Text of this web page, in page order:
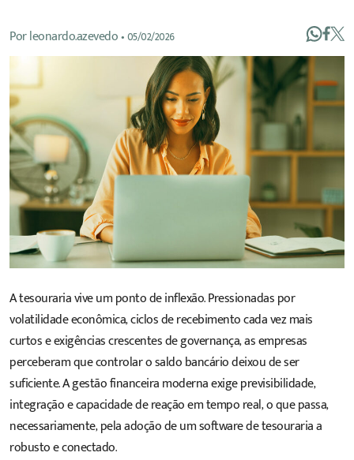
Porleonardo.azevedo•05/02/2026
A tesouraria vive um ponto de inflexão. Pressionadas por
volatilidade econômica, ciclos de recebimento cada vez mais
curtos e exigências crescentes de governança, as empresas
perceberam que controlar o saldo bancário deixou de ser
suficiente. A gestão financeira moderna exige previsibilidade,
integração e capacidade de reação em tempo real, o que passa,
necessariamente, pela adoção de umsoftwarede tesouraria a
robusto e conectado.